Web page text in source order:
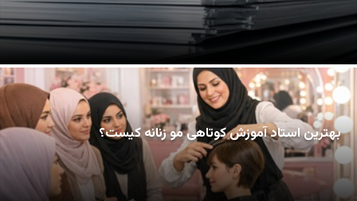
بهترین استاد آموزش کوتاهی مو زنانه کیست؟